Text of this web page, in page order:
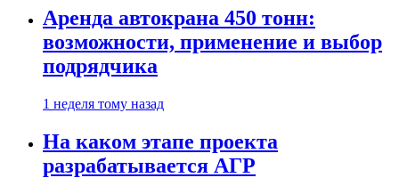
Аренда автокрана 450 тонн:
возможности, применение и выбор
подрядчика
1 неделя тому назад
На каком этапе проекта
разрабатывается АГР